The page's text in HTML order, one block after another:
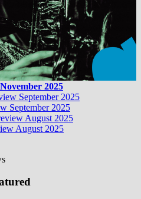
November 2025
September 2025
August 2025